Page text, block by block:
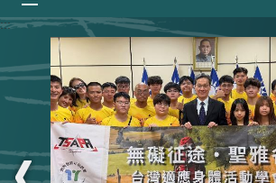
:::